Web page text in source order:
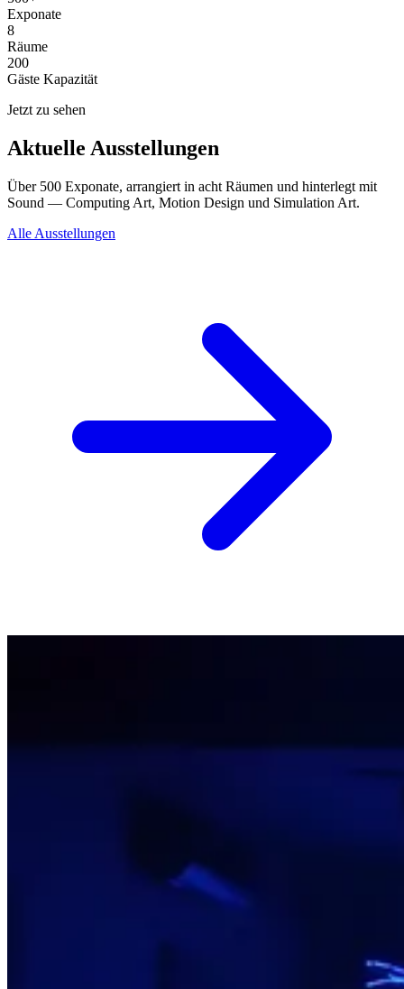
Exponate
8
Räume
200
Gäste Kapazität
Jetzt zu sehen
Aktuelle Ausstellungen
Über 500 Exponate, arrangiert in acht Räumen und hinterlegt mit
Sound — Computing Art, Motion Design und Simulation Art.
Alle Ausstellungen